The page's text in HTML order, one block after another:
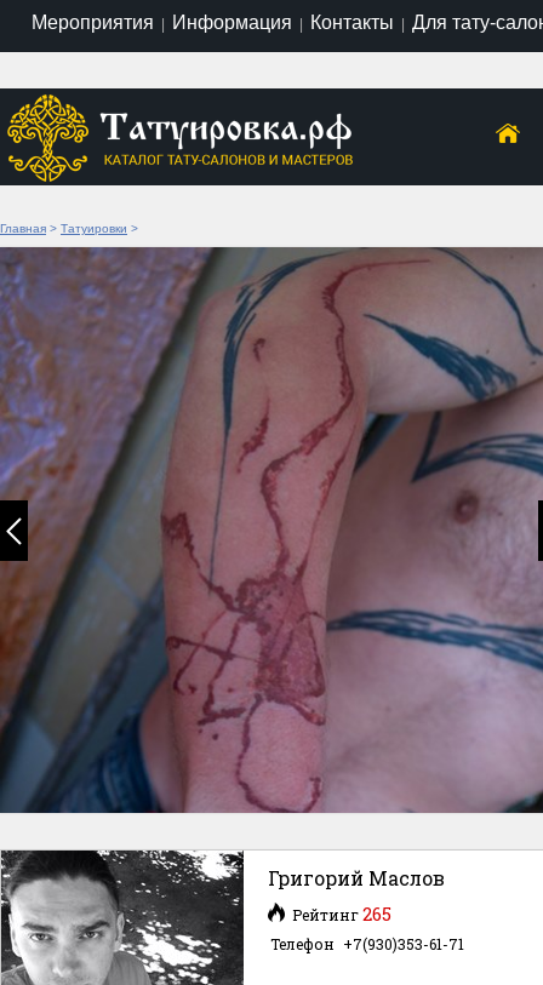
Мероприятия | Информация | Контакты | Для тату-
Главная > Татуировки >
Григорий Маслов
Рейтинг265
Телефон +7(930)353-61-71